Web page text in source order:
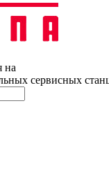
на
сервисных